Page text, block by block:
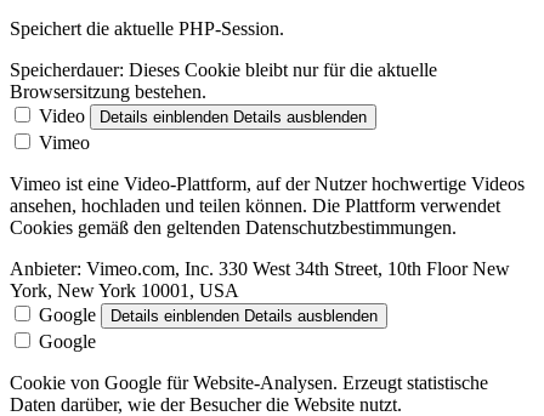
Speichert die aktuelle PHP-Session.
Speicherdauer: Dieses Cookie bleibt nur für die aktuelle
Browsersitzung bestehen.
Video
Details einblenden Details ausblenden
Vimeo
Vimeo ist eine Video-Plattform, auf der Nutzer hochwertige Videos
ansehen, hochladen und teilen können. Die Plattform verwendet
Cookies gemäß den geltenden Datenschutzbestimmungen.
Anbieter: Vimeo.com, Inc. 330 West 34th Street, 10th Floor New
York, New York 10001, USA
Google
Details einblenden Details ausblenden
Google
Cookie von Google für Website-Analysen. Erzeugt statistische
Daten darüber, wie der Besucher die Website nutzt.